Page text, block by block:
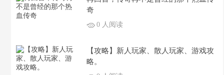
奇
0 人阅读
【攻略】新人玩家、散人玩家、游戏攻
略。